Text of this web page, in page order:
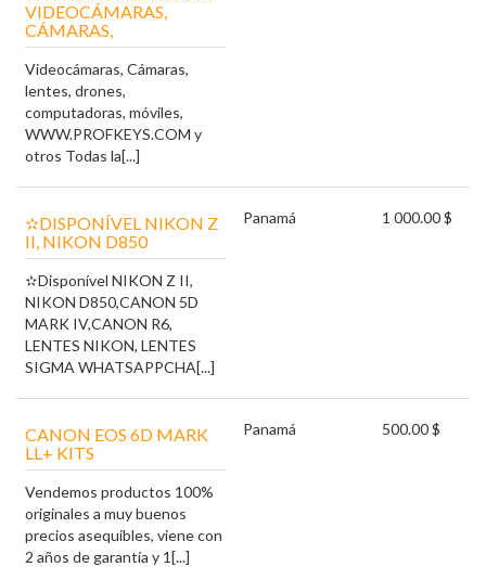
VIDEOCÁMARAS,
CÁMARAS,
Videocámaras, Cámaras,
lentes, drones,
computadoras, móviles,
WWW.PROFKEYS.COM y
otros Todas la[...]
✫DISPONÍVEL NIKON Z
II, NIKON D850
✫Disponível NIKON Z II,
NIKON D850,CANON 5D
MARK IV,CANON R6,
LENTES NIKON, LENTES
SIGMA WHATSAPPCHA[...]
Panamá 1 000.00 $
CANON EOS 6D MARK
LL+ KITS
Vendemos productos 100%
originales a muy buenos
precios asequibles, viene con
2 años de garantía y 1[...]
Panamá 500.00 $